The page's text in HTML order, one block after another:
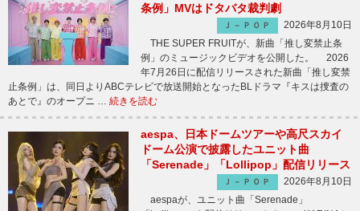
条例」MVはドタバタ裁判劇
Ｊ－ＰＯＰ
2026年8月10日
THE SUPER FRUITが、新曲「推し変禁止条
例」のミュージックビデオを公開した。 2026
年7月26日に配信リリースされた新曲「推し変禁
止条例」は、同日よりABCテレビで放送開始となったBLドラマ『キスは捜査の
あとで』のオープニ … 続きを読む
aespa、日本ドームツアーや高尺スカイ
ドーム公演で披露したユニット曲
「Serenade」「Lollipop」配信リリース
Ｊ－ＰＯＰ
2026年8月10日
aespaが、ユニット曲「Serenade」